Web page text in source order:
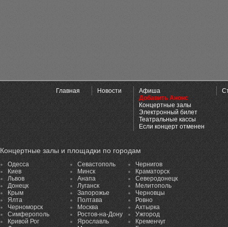
Главная Новости
Афиша
Добавить Анонс
Концертные залы
Электронный билет
Театральные кассы
Если концерт отменен
Концертные залы и площадки по городам
Одесса
Киев
Львов
Донецк
Крым
Ялта
Черноморск
Симферополь
Кривой Рог
Севастополь
Минск
Анапа
Луганск
Запорожье
Полтава
Москва
Ростов-на-Дону
Ярославль
Чернигов
Краматорск
Северодонецк
Мелитополь
Черновцы
Ровно
Ахтырка
Ужгород
Кременчуг